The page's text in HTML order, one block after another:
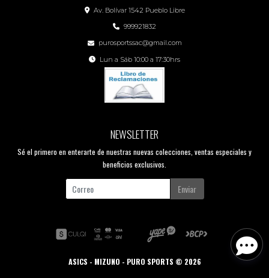
Av. Bolívar 1542 Pueblo Libre
999921832
purosportssac@gmail.com
Lun a Sáb 10:00 a 17:30hrs
NEWSLETTER
Sé el primero en enterarte de nuestras nuevas colecciones, ventas especiales y
beneficios exclusivos.
Enviar
ASICS - MIZUNO - PURO SPORTS © 2026